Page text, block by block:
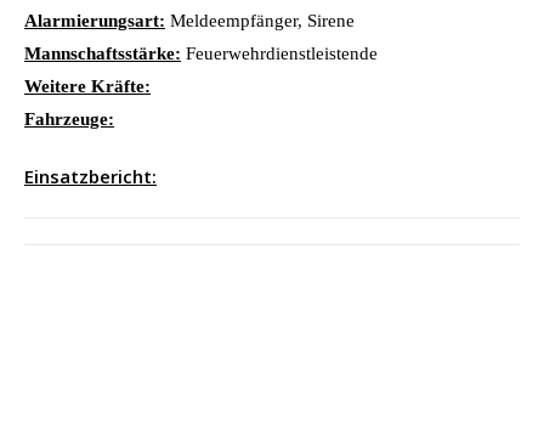
Alarmierungsart: Meldeempfänger, Sirene
Mannschaftsstärke: Feuerwehrdienstleistende
Weitere Kräfte:
Fahrzeuge:
Einsatzbericht: